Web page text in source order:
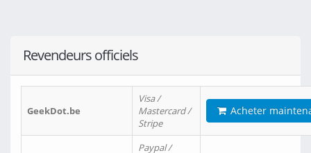
Revendeurs officiels
GeekDot.be
Visa /
Mastercard /
Stripe
Acheter
Paypal /